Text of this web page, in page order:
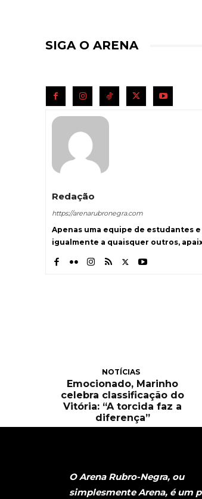
SIGA O ARENA
Redação
https://arenarubronegra.com
Apenas uma equipe de estudantes
igualmente a quaisquer outros,
NOTÍCIAS
Emocionado, Marinho
celebra classificação do
Vitória: “A torcida faz a
diferença”
O Arena Rubro-Negra, ou
simplesmente Arena, é um